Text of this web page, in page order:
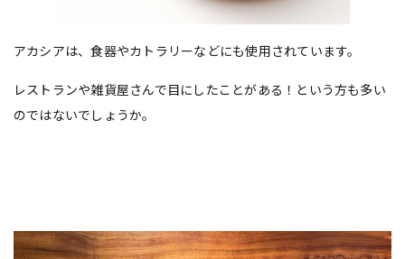
アカシアは、食器やカトラリーなどにも使用されています。
レストランや雑貨屋さんで目にしたことがある！という方も多い
のではないでしょうか。